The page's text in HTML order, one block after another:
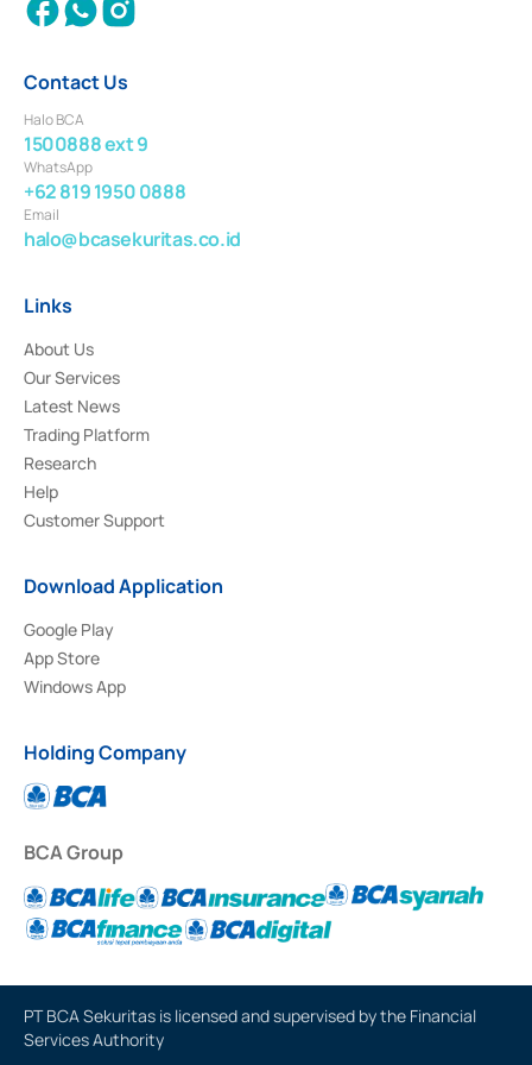
Contact Us
Halo BCA
1500888 ext 9
WhatsApp
+62 819 1950 0888
Email
halo@bcasekuritas.co.id
Links
About Us
Our Services
Latest News
Trading Platform
Research
Help
Customer Support
Download Application
Google Play
App Store
Windows App
Holding Company
BCA Group
PT BCA Sekuritas is licensed and supervised by the Financial
Services Authority